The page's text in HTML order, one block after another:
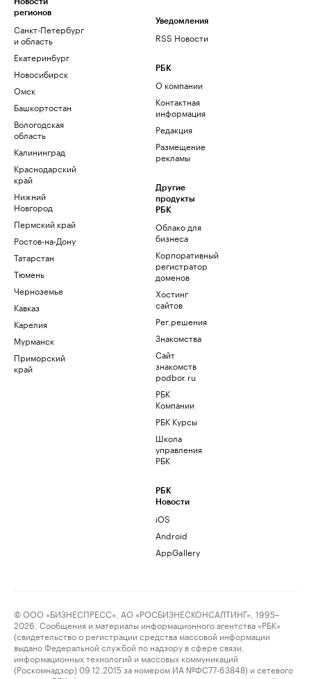
регионов
Санкт-Петербург
и область
Екатеринбург
Новосибирск
Омск
Башкортостан
Вологодская
область
Калининград
Краснодарский
край
Нижний
Новгород
Пермский край
Ростов-на-Дону
Татарстан
Тюмень
Черноземье
Кавказ
Карелия
Мурманск
Приморский
край
Уведомления
RSS Новости
РБК
О компании
Контактная
информация
Редакция
Размещение
рекламы
Другие
продукты
РБК
Облако для
бизнеса
Корпоративный
регистратор
доменов
Хостинг
сайтов
Рег.решения
Знакомства
Сайт
знакомств
podbor.ru
РБК
Компании
РБК Курсы
Школа
управления
РБК
РБК
Новости
iOS
Android
AppGallery
© ООО «БИЗНЕСПРЕСС», АО «РОСБИЗНЕСКОНСАЛТИНГ», 1995–
2026. Сообщения и материалы информационного агентства «РБК»
(свидетельство о регистрации средства массовой информации
выдано Федеральной службой по надзору в сфере связи,
информационных технологий и массовых коммуникаций
(Роскомнадзор) 09.12.2015 за номером ИА №ФС77-63848) и сетевого